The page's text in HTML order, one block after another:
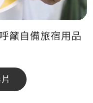
籲自備旅宿用品